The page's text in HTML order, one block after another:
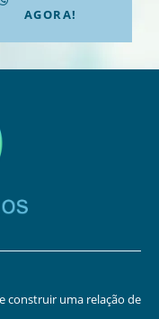
AGORA!
construir uma relação de